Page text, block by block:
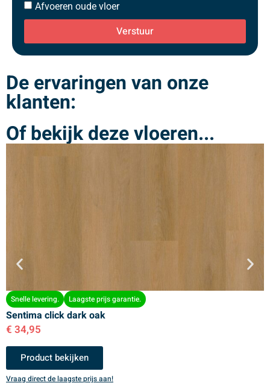
Afvoeren oude vloer
Verstuur
De ervaringen van onze
klanten:
Of bekijk deze vloeren...
Snelle levering. Laagste prijs garantie.
Sentima click dark oak
€ 34,95
Product bekijken
Vraag direct de laagste prijs aan!